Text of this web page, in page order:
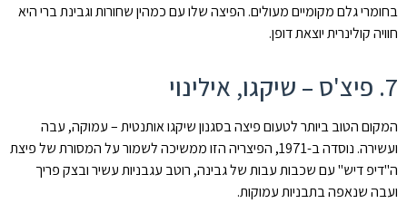
בחומרי גלם מקומיים מעולים. הפיצה שלו עם כמהין שחורות וגבינת ברי היא
חוויה קולינרית יוצאת דופן.
7. פיצ'ס – שיקגו, אילינוי
המקום הטוב ביותר לטעום פיצה בסגנון שיקגו אותנטית – עמוקה, עבה
ועשירה. נוסדה ב-1971, הפיצריה הזו ממשיכה לשמור על המסורת של פיצת
ה"דיפ דיש" עם שכבות עבות של גבינה, רוטב עגבניות עשיר ובצק פריך
ועבה שנאפה בתבניות עמוקות.